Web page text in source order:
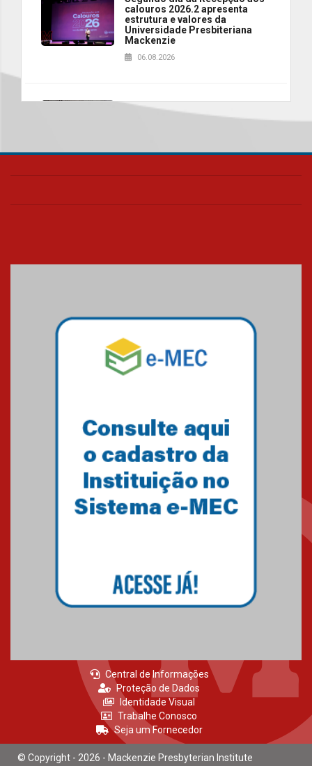
calouros 2026.2 apresenta
estrutura e valores da
Universidade Presbiteriana
Mackenzie
06.08.2026
Nova apresentação do Centro
de Música Brasileira
realizará nova edição da Feira
04.08.2026
Mackenzie recepciona os
calouros do segundo semestre
Como o Colégio Mackenzie
Brasília prepara seus
estudantes para o PAS antes
mesmo do Ensino Médio
04.08.2026
Central de Informações
Proteção de Dados
Identidade Visual
Trabalhe Conosco
Seja um Fornecedor
© Copyright - 2026 - Mackenzie Presbyterian Institute